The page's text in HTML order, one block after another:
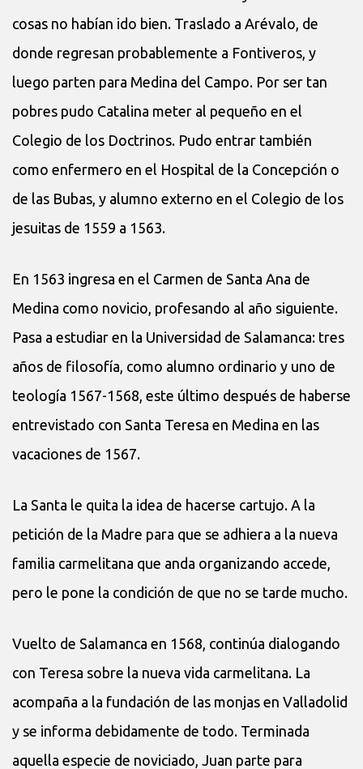
cosas no habían ido bien. Traslado a Arévalo, de
donde regresan probablemente a Fontiveros, y
luego parten para Medina del Campo. Por ser tan
pobres pudo Catalina meter al pequeño en el
Colegio de los Doctrinos. Pudo entrar también
como enfermero en el Hospital de la Concepción o
de las Bubas, y alumno externo en el Colegio de los
jesuitas de 1559 a 1563.
En 1563 ingresa en el Carmen de Santa Ana de
Medina como novicio, profesando al año siguiente.
Pasa a estudiar en la Universidad de Salamanca: tres
años de filosofía, como alumno ordinario y uno de
teología 1567-1568, este último después de haberse
entrevistado con Santa Teresa en Medina en las
vacaciones de 1567.
La Santa le quita la idea de hacerse cartujo. A la
petición de la Madre para que se adhiera a la nueva
familia carmelitana que anda organizando accede,
pero le pone la condición de que no se tarde mucho.
Vuelto de Salamanca en 1568, continúa dialogando
con Teresa sobre la nueva vida carmelitana. La
acompaña a la fundación de las monjas en Valladolid
y se informa debidamente de todo. Terminada
aquella especie de noviciado, Juan parte para